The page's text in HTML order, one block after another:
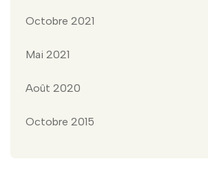
Octobre 2021
Mai 2021
Août 2020
Octobre 2015